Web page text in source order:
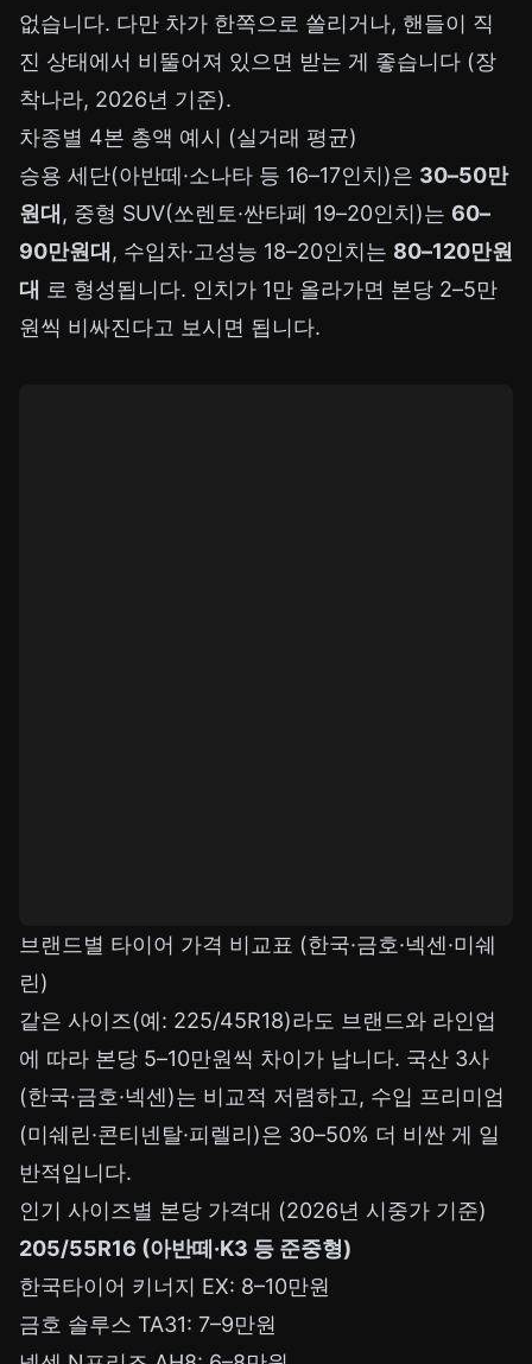
없습니다. 다만 차가 한쪽으로 쏠리거나, 핸들이 직
진 상태에서 비뚤어져 있으면 받는 게 좋습니다 (장
착나라, 2026년 기준).
차종별 4본 총액 예시 (실거래 평균)
승용 세단(아반떼·소나타 등 16–17인치)은 30–50만
원대 , 중형 SUV(쏘렌토·싼타페 19–20인치)는 60–
90만원대 , 수입차·고성능 18–20인치는 80–120만원
대 로 형성됩니다. 인치가 1만 올라가면 본당 2–5만
원씩 비싸진다고 보시면 됩니다.
브랜드별 타이어 가격 비교표 (한국·금호·넥센·미쉐
린)
같은 사이즈(예: 225/45R18)라도 브랜드와 라인업
에 따라 본당 5–10만원씩 차이가 납니다. 국산 3사
(한국·금호·넥센)는 비교적 저렴하고, 수입 프리미엄
(미쉐린·콘티넨탈·피렐리)은 30–50% 더 비싼 게 일
반적입니다.
인기 사이즈별 본당 가격대 (2026년 시중가 기준)
205/55R16 (아반떼·K3 등 준중형)
한국타이어 키너지 EX: 8–10만원
금호 솔루스 TA31: 7–9만원